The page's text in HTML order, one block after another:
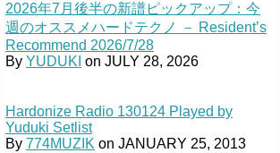
2026年7月後半の新譜ピックアップ：今
週のオススメハードテクノ － Resident’s
Recommend 2026/7/28
By YUDUKI on JULY 28, 2026
Hardonize Radio 130124 Played by
Yuduki Setlist
By 774MUZIK on JANUARY 25, 2013